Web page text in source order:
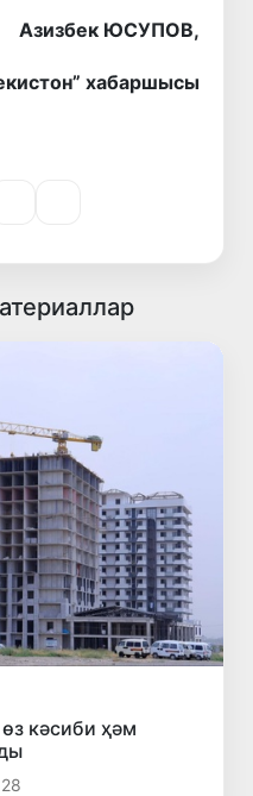
Азизбек ЮСУПОВ,
хабаршысы
кәсиби ҳәм